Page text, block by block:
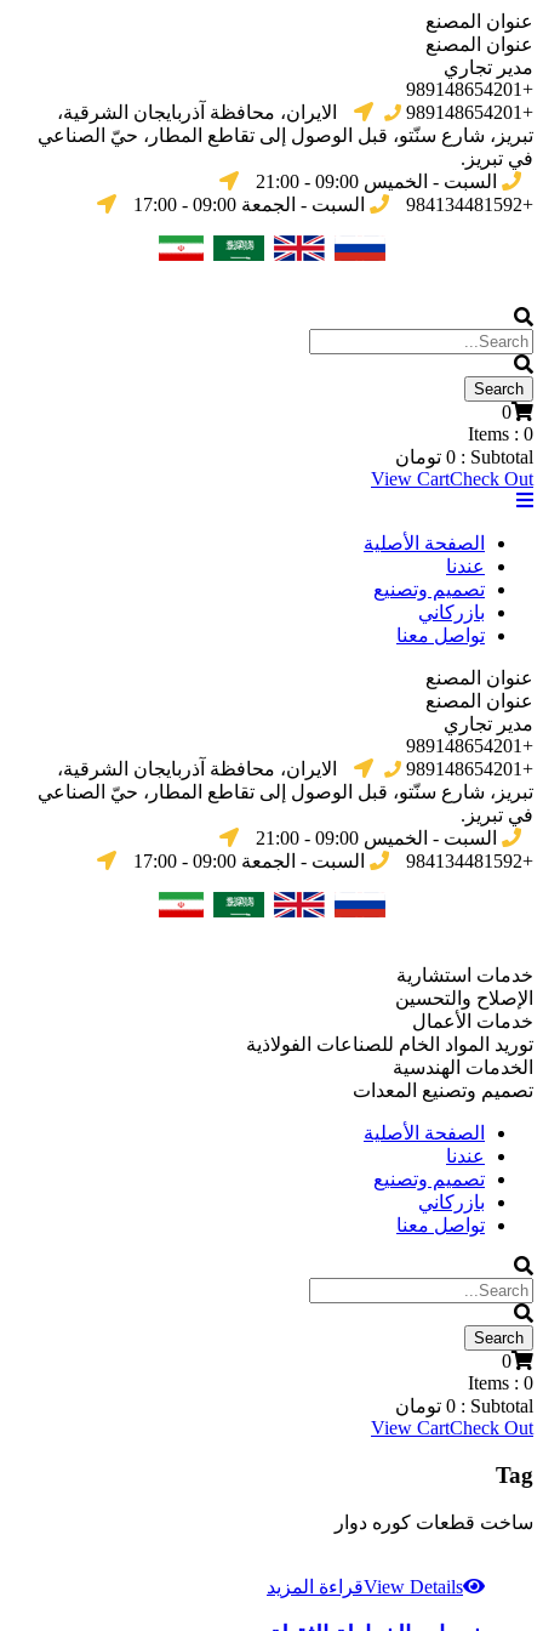
عنوان المصنع
عنوان المصنع
مدير تجاري
+989148654201
+989148654201
الایران، محافظة آذربایجان الشرقیة،
تبریز، شارع سنّتو، قبل الوصول إلى تقاطع المطار، حيّ الصناعي
في تبریز.
السبت - الخميس 09:00 - 21:00
+984134481592
السبت - الجمعة 09:00 - 17:00
0
Items : 0
Subtotal :
0 تومان
View CartCheck Out
الصفحة الأصلية
عندنا
تصميم وتصنيع
بازركاني
تواصل معنا
عنوان المصنع
عنوان المصنع
مدير تجاري
+989148654201
+989148654201
الایران، محافظة آذربایجان الشرقیة،
تبریز، شارع سنّتو، قبل الوصول إلى تقاطع المطار، حيّ الصناعي
في تبریز.
السبت - الخميس 09:00 - 21:00
+984134481592
السبت - الجمعة 09:00 - 17:00
خدمات استشارية
الإصلاح والتحسين
خدمات الأعمال
توريد المواد الخام للصناعات الفولاذية
الخدمات الهندسية
تصميم وتصنيع المعدات
الصفحة الأصلية
عندنا
تصميم وتصنيع
بازركاني
تواصل معنا
0
Items : 0
Subtotal :
0 تومان
View CartCheck Out
Tag
ساخت قطعات کوره دوار
View Detailsقراءة المزيد